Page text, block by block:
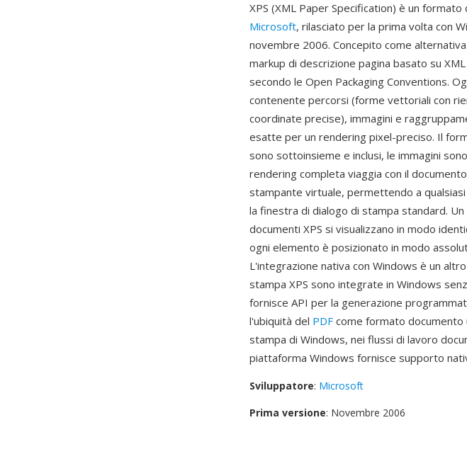
XPS (XML Paper Specification) è un
Microsoft, rilasciato per la prima volta con
novembre 2006. Concepito come
markup di descrizione pagina basato su
secondo le Open Packaging Conventions.
contenente percorsi (forme vettoriali con
coordinate precise), immagini e
esatte per un rendering pixel-preciso. Il
sono sottoinsieme e inclusi, le immagini
rendering completa viaggia con il
stampante virtuale, permettendo a
la finestra di dialogo di stampa standard.
documenti XPS si visualizzano in modo
ogni elemento è posizionato in modo
L'integrazione nativa con Windows è un
stampa XPS sono integrate in Windows
fornisce API per la generazione
l'ubiquità del PDF come formato
stampa di Windows, nei flussi di lavoro
piattaforma Windows fornisce supporto
Sviluppatore: Microsoft
Prima versione: Novembre 2006